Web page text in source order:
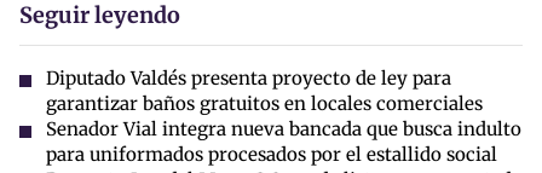
Seguir leyendo
Diputado Valdés presenta proyecto de ley para
garantizar baños gratuitos en locales comerciales
Senador Vial integra nueva bancada que busca indulto
para uniformados procesados por el estallido social